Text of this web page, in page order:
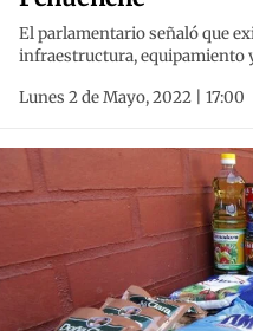
El parlamentario señaló que
infraestructura, equipamiento
Lunes 2 de Mayo, 2022 | 17:00